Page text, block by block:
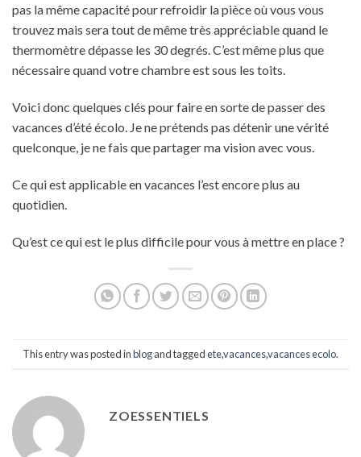
pas la même capacité pour refroidir la pièce où vous vous
trouvez mais sera tout de même très appréciable quand le
thermomètre dépasse les 30 degrés. C’est même plus que
nécessaire quand votre chambre est sous les toits.
Voici donc quelques clés pour faire en sorte de passer des
vacances d’été écolo. Je ne prétends pas détenir une vérité
quelconque, je ne fais que partager ma vision avec vous.
Ce qui est applicable en vacances l’est encore plus au
quotidien.
Qu’est ce qui est le plus difficile pour vous à mettre en place ?
This entry was posted inblogand taggedete,vacances,vacances ecolo.
ZOESSENTIELS